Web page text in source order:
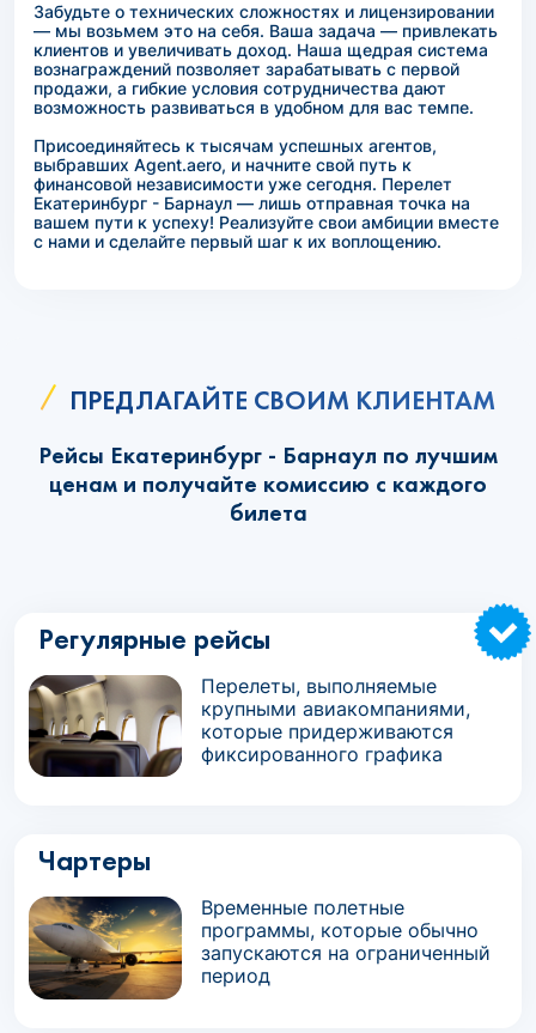
Забудьте о технических сложностях и лицензировании
— мы возьмем это на себя. Ваша задача — привлекать
клиентов и увеличивать доход. Наша щедрая система
вознаграждений позволяет зарабатывать с первой
продажи, а гибкие условия сотрудничества дают
возможность развиваться в удобном для вас темпе.
Присоединяйтесь к тысячам успешных агентов,
выбравших Agent.aero, и начните свой путь к
финансовой независимости уже сегодня. Перелет
Екатеринбург - Барнаул — лишь отправная точка на
вашем пути к успеху! Реализуйте свои амбиции вместе
с нами и сделайте первый шаг к их воплощению.
ПРЕДЛАГАЙТЕ СВОИМ КЛИЕНТАМ
Рейсы Екатеринбург - Барнаул по лучшим
ценам и получайте комиссию с каждого
билета
Регулярные рейсы
Перелеты, выполняемые
крупными авиакомпаниями,
которые придерживаются
фиксированного графика
Чартеры
Временные полетные
программы, которые обычно
запускаются на ограниченный
период